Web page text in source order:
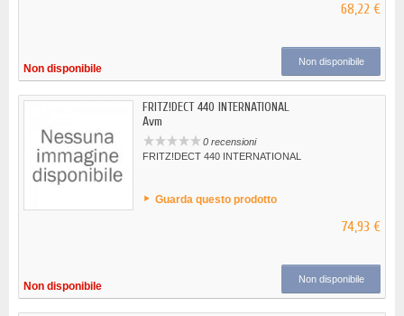
68,22 €
Non disponibile
Non disponibile
FRITZ!DECT 440 INTERNATIONAL
Avm
0 recensioni
FRITZ!DECT 440 INTERNATIONAL
Guarda questo prodotto
74,93 €
Non disponibile
Non disponibile